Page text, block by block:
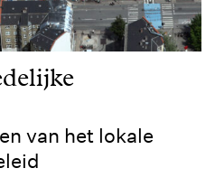
van het lokale